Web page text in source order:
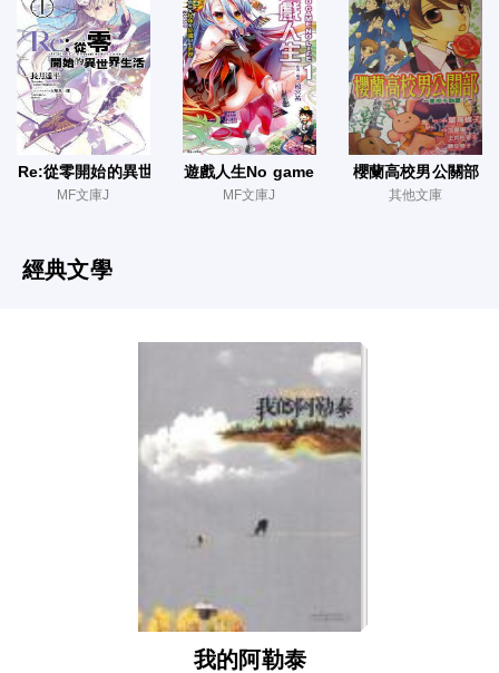
Re:從零開始的異世界生活
MF文庫J
遊戲人生No game No life
MF文庫J
櫻蘭高校男公關部
其他文庫
經典文學
我的阿勒泰